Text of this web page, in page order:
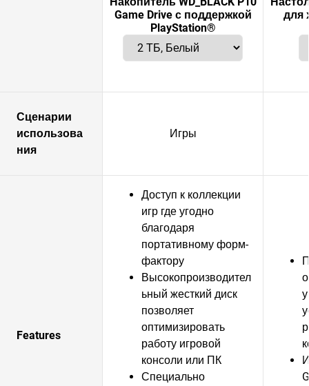
Game Drive с поддержкой
PlayStation®
для
Сценарии
использова
ния
Игры
Features
Доступ к коллекции
игр где угодно
благодаря
портативному форм-
фактору
Высокопроизводител
ьный жесткий диск
позволяет
оптимизировать
работу игровой
консоли или ПК
Специально